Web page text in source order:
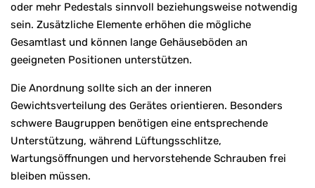
oder mehr Pedestals sinnvoll beziehungsweise notwendig
sein. Zusätzliche Elemente erhöhen die mögliche
Gesamtlast und können lange Gehäuseböden an
geeigneten Positionen unterstützen.
Die Anordnung sollte sich an der inneren
Gewichtsverteilung des Gerätes orientieren. Besonders
schwere Baugruppen benötigen eine entsprechende
Unterstützung, während Lüftungsschlitze,
Wartungsöffnungen und hervorstehende Schrauben frei
bleiben müssen.